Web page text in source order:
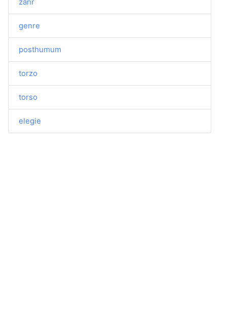
žánr
genre
posthumum
torzo
torso
elegie